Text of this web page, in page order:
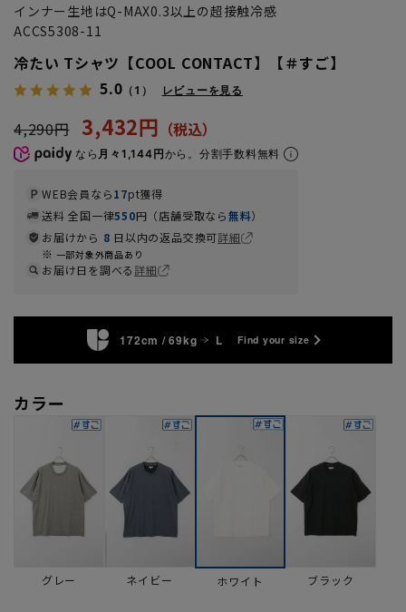
インナー生地はQ-MAX0.3以上の超接触冷感
ACCS5308-11
冷たい Tシャツ【COOL CONTACT】【＃すご】
5.0 （1） レビューを見る
4,290円 3,432円
なら 月々1,144円から。分割手数料無料
WEB会員なら17pt獲得
送料 全国一律550円（店舗受取なら無料）
お届けから 8 日以内の返品交換可詳細
一部対象外商品あり
お届け日を調べる詳細
172cm / 69kg L Find your size
カラー
グレー ネイビー ホワイト ブラック